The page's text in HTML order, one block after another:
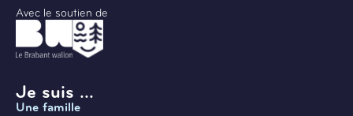
Avec le soutien de
Je suis ...
Une famille